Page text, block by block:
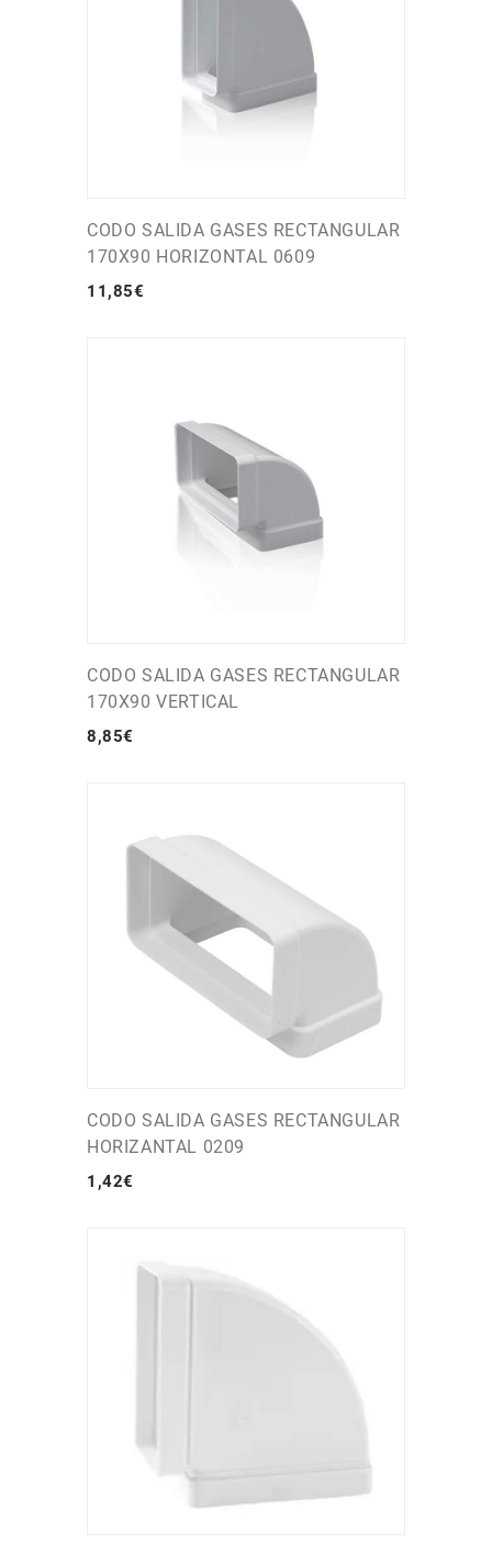
CODO SALIDA GASES RECTANGULAR
170X90 HORIZONTAL 0609
11 ,85€
CODO SALIDA GASES RECTANGULAR
170X90 VERTICAL
8,85€
CODO SALIDA GASES RECTANGULAR
HORIZANTAL 0209
1 ,42€